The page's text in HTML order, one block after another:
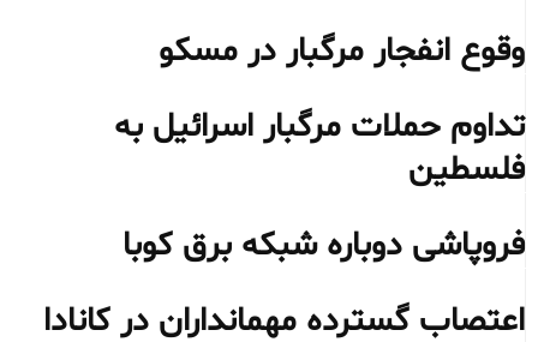
وقوع انفجار مرگبار در مسکو
تداوم حملات مرگبار اسرائیل به
فلسطین
فروپاشی دوباره شبکه برق کوبا
اعتصاب گسترده مهمانداران در کانادا